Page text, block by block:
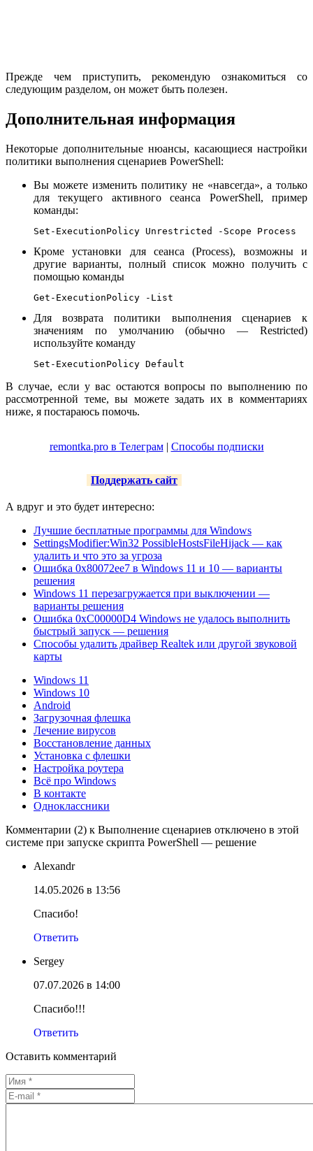
Прежде чем приступить, рекомендую ознакомиться со
следующим разделом, он может быть полезен.
Дополнительная информация
Некоторые дополнительные нюансы, касающиеся настройки
политики выполнения сценариев PowerShell:
Вы можете изменить политику не «навсегда», а только
для текущего активного сеанса PowerShell, пример
команды:
Set-ExecutionPolicy Unrestricted -Scope Process
Кроме установки для сеанса (Process), возможны и
другие варианты, полный список можно получить с
помощью команды
Get-ExecutionPolicy -List
Для возврата политики выполнения сценариев к
значениям по умолчанию (обычно — Restricted)
используйте команду
Set-ExecutionPolicy Default
В случае, если у вас остаются вопросы по выполнению по
рассмотренной теме, вы можете задать их в комментариях
ниже, я постараюсь помочь.
remontka.pro в Телеграм| Способы подписки
Поддержать сайт
А вдруг и это будет интересно:
Лучшие бесплатные программы для Windows
SettingsModifier:Win32 PossibleHostsFileHijack — как
удалить и что это за угроза
Ошибка 0x80072ee7 в Windows 11 и 10 — варианты
решения
Windows 11 перезагружается при выключении —
варианты решения
Ошибка 0xC00000D4 Windows не удалось выполнить
быстрый запуск — решения
Способы удалить драйвер Realtek или другой звуковой
карты
Windows 11
Windows 10
Android
Загрузочная флешка
Лечение вирусов
Восстановление данных
Установка с флешки
Настройка роутера
Всё про Windows
В контакте
Одноклассники
Комментарии (2) к Выполнение сценариев отключено в этой
системе при запуске скрипта PowerShell — решение
Alexandr
14.05.2026 в 13:56
Спасибо!
Ответить
Sergey
07.07.2026 в 14:00
Спасибо!!!
Ответить
Оставить комментарий